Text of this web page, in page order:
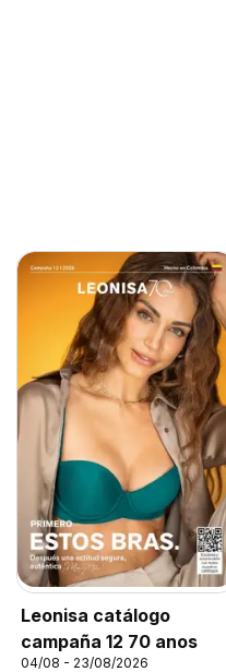
Leonisa catálogo
campaña 12 70 anos
04/08 - 23/08/2026